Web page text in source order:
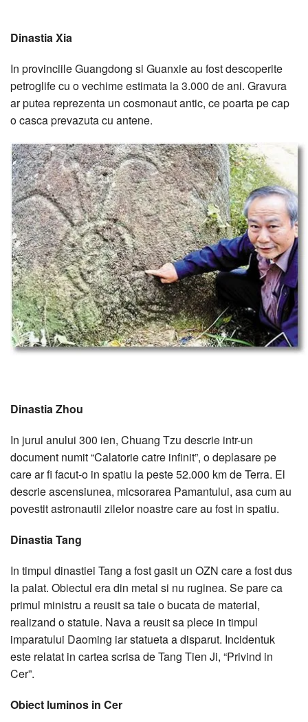
Dinastia Xia
In provinciile Guangdong si Guanxie au fost descoperite
petroglife cu o vechime estimata la 3.000 de ani. Gravura
ar putea reprezenta un cosmonaut antic, ce poarta pe cap
o casca prevazuta cu antene.
Dinastia Zhou
In jurul anului 300 ien, Chuang Tzu descrie intr-un
document numit “Calatorie catre infinit”, o deplasare pe
care ar fi facut-o in spatiu la peste 52.000 km de Terra. El
descrie ascensiunea, micsorarea Pamantului, asa cum au
povestit astronautii zilelor noastre care au fost in spatiu.
Dinastia Tang
In timpul dinastiei Tang a fost gasit un OZN care a fost dus
la palat. Obiectul era din metal si nu ruginea. Se pare ca
primul ministru a reusit sa taie o bucata de material,
realizand o statuie. Nava a reusit sa plece in timpul
imparatului Daoming iar statueta a disparut. Incidentuk
este relatat in cartea scrisa de Tang Tien Ji, “Privind in
Cer”.
Obiect luminos in Cer